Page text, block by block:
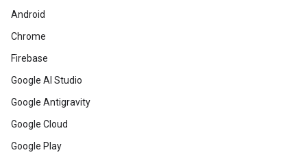
Android
Chrome
Firebase
Google AI Studio
Google Antigravity
Google Cloud
Google Play